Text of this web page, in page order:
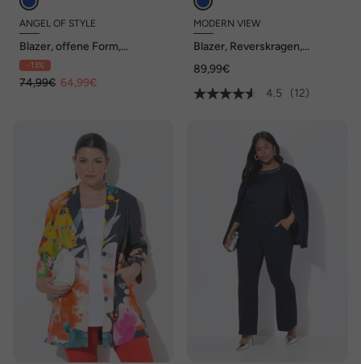
ANGEL OF STYLE
Blazer, offene Form,
Reverskragen, Langarm
- 13%
74,99€ 64,99€
MODERN VIEW
Blazer, Reverskragen,
89,99€
4.5
(12)